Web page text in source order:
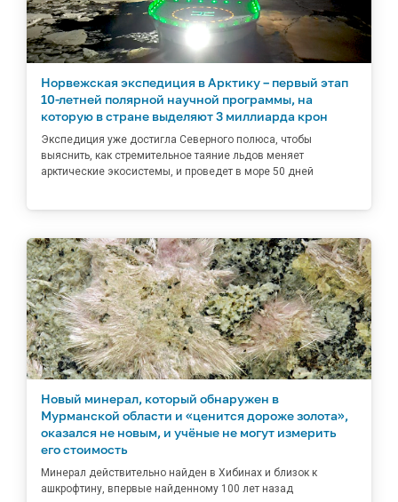
Норвежская экспедиция в Арктику – первый этап
10-летней полярной научной программы, на
которую в стране выделяют 3 миллиарда крон
Экспедиция уже достигла Северного полюса, чтобы
выяснить, как стремительное таяние льдов меняет
арктические экосистемы, и проведет в море 50 дней
Новый минерал, который обнаружен в
Мурманской области и «ценится дороже золота»,
оказался не новым, и учёные не могут измерить
его стоимость
Минерал действительно найден в Хибинах и близок к
ашкрофтину, впервые найденному 100 лет назад